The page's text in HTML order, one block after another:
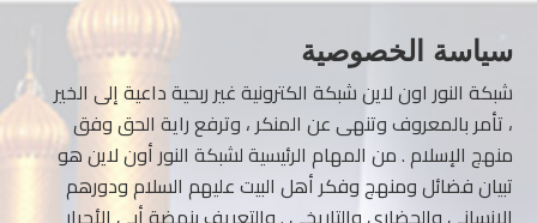
سياسة الخصوصية
شبكة النور اون لاين شبكة الكترونية غير ربحية داعية إلى الخير
، تأمر بالمعروف وتنهى عن المنكر ، وترفع راية الحق وفق
منهج الإسلام . من المهام الرئيسية لشبكة النور أون لاين هو
تبيان فضائل ومنهج وفكر أهل البيت عليهم السلام ودورهم